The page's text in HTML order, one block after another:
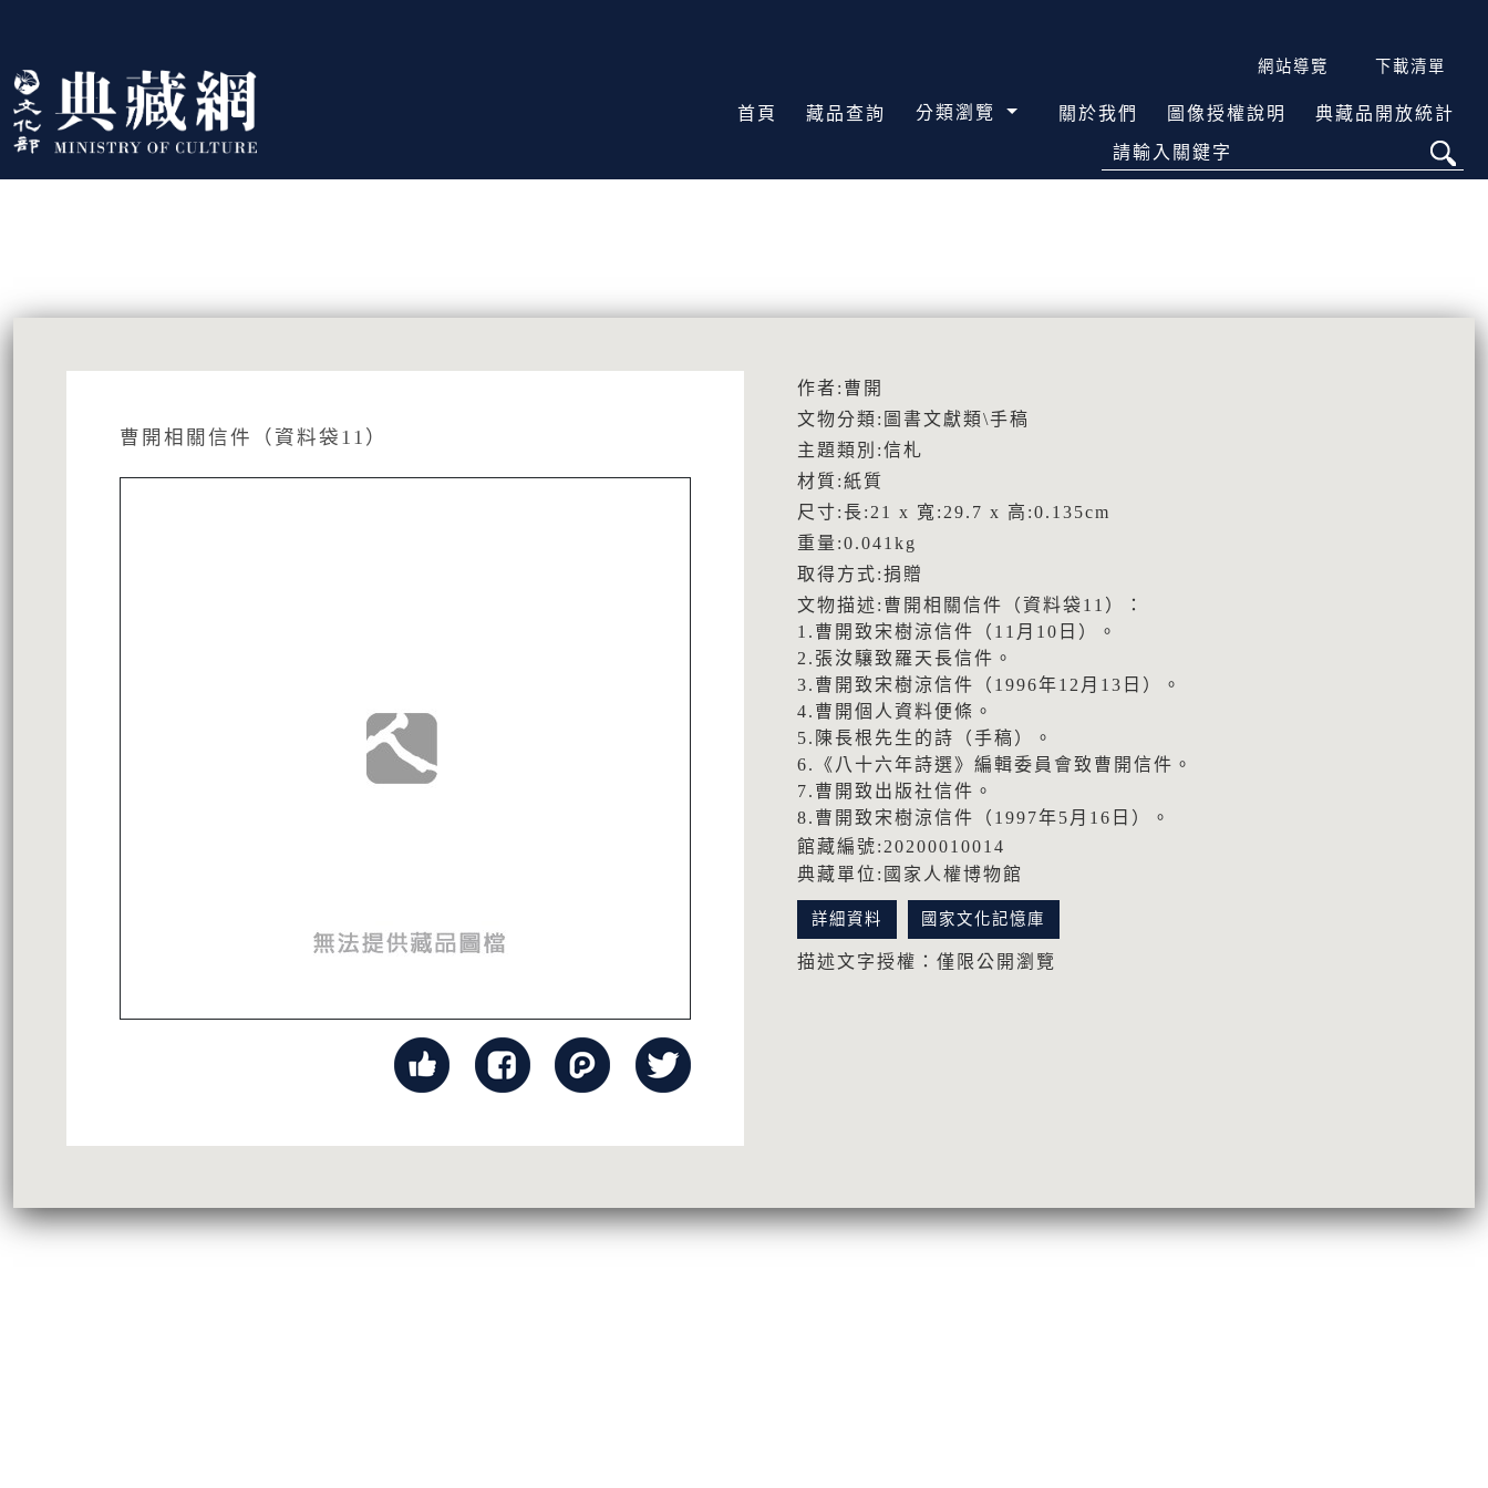
:::
網站導覽 下載清單
首頁 藏品查詢 分類瀏覽 關於我們 圖像授權說明 典藏品開放統計
請輸入關鍵字
曹開相關信件（資料袋11）
作者:曹開
文物分類:圖書文獻類\手稿
主題類別:信札
材質:紙質
尺寸:長:21 x 寬:29.7 x 高:0.135cm
重量:0.041kg
取得方式:捐贈
文物描述:曹開相關信件（資料袋11）：
1.曹開致宋樹涼信件（11月10日）。
2.張汝驤致羅天長信件。
3.曹開致宋樹涼信件（1996年12月13日）。
4.曹開個人資料便條。
5.陳長根先生的詩（手稿）。
6.《八十六年詩選》編輯委員會致曹開信件。
7.曹開致出版社信件。
8.曹開致宋樹涼信件（1997年5月16日）。
館藏編號:20200010014
典藏單位:國家人權博物館
詳細資料 國家文化記憶庫
描述文字授權：僅限公開瀏覽